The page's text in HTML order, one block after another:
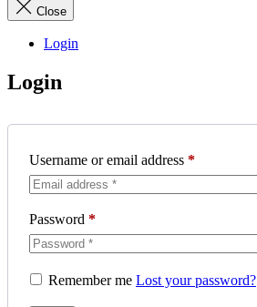
Close
Login
Login
Username or email address *
Password *
Remember me Lost your password?